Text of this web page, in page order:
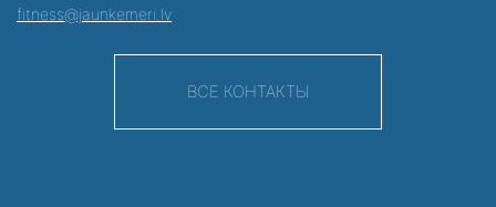
fitness@jaunkemeri.lv
ВСЕ КОНТАКТЫ